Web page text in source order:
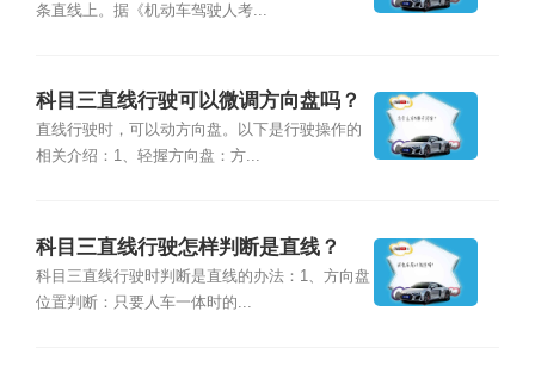
条直线上。据《机动车驾驶人考...
科目三直线行驶可以微调方向盘吗？
直线行驶时，可以动方向盘。以下是行驶操作的
相关介绍：1、轻握方向盘：方...
科目三直线行驶怎样判断是直线？
科目三直线行驶时判断是直线的办法：1、方向盘
位置判断：只要人车一体时的...